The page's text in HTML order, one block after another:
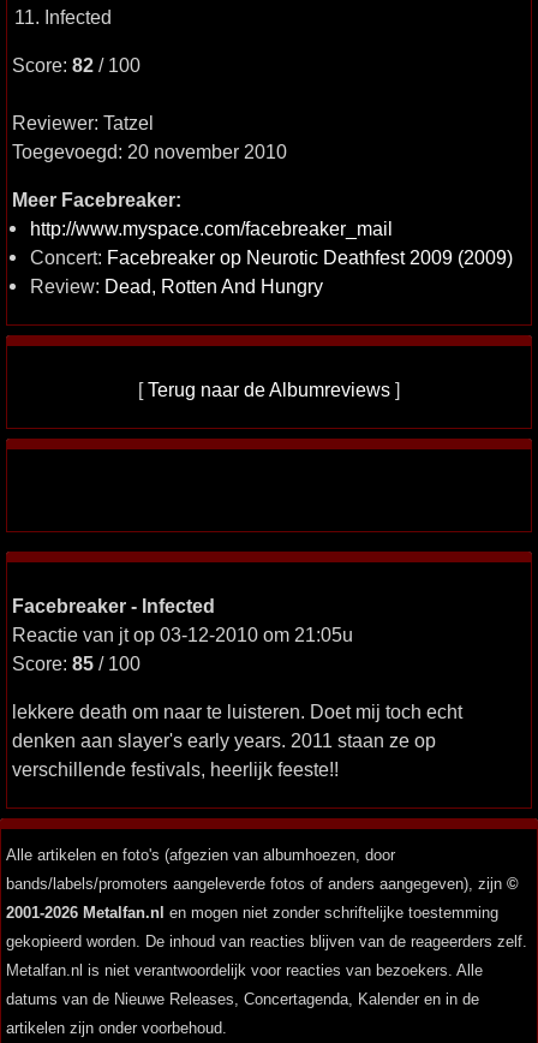
11. Infected
Score: 82 / 100
Reviewer: Tatzel
Toegevoegd: 20 november 2010
Meer Facebreaker:
http://www.myspace.com/facebreaker_mail
Concert: Facebreaker op Neurotic Deathfest 2009 (2009)
Review: Dead, Rotten And Hungry
[Terug naar de Albumreviews ]
Facebreaker - Infected
Reactie van jt op 03-12-2010 om 21:05u
Score: 85 / 100
lekkere death om naar te luisteren. Doet mij toch echt
denken aan slayer's early years. 2011 staan ze op
verschillende festivals, heerlijk feeste!!
Alle artikelen en foto's (afgezien van albumhoezen, door
bands/labels/promoters aangeleverde fotos of anders aangegeven), zijn ©
2001-2026 Metalfan.nl en mogen niet zonder schriftelijke toestemming
gekopieerd worden. De inhoud van reacties blijven van de reageerders zelf.
Metalfan.nl is niet verantwoordelijk voor reacties van bezoekers. Alle
datums van de Nieuwe Releases, Concertagenda, Kalender en in de
artikelen zijn onder voorbehoud.